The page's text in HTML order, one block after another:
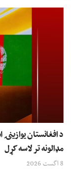
د افغانستان
مډالونه تر لاسه کړل
8 اگست 2026